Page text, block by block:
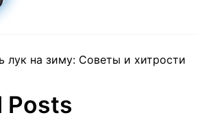
лук на зиму: Советы и хитрости
Posts